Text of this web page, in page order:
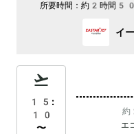
所要時間： 約2時間
イ
15:
10
〜
エ